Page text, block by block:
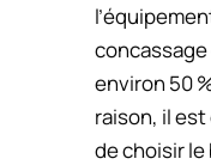
environ 50
raison, il
de choisir